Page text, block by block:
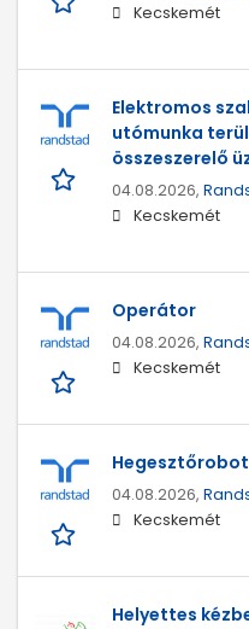
Kecskemét
Elektromos
utómunka
összeszerelő
04.08.2026,
Kecskemét
Operátor
04.08.2026,
Kecskemét
04.08.2026,
Kecskemét
Helyettes